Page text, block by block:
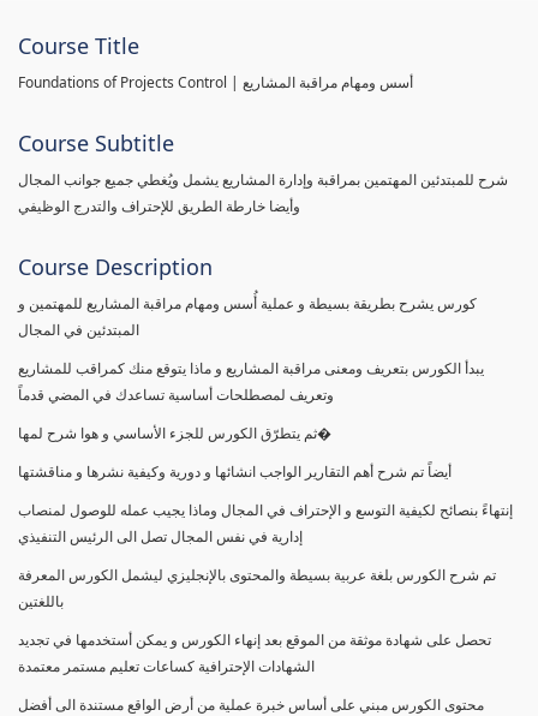
Course Title
Foundations of Projects Control | أسس ومهام مراقبة المشاريع
Course Subtitle
شرح للمبتدئين المهتمين بمراقبة وإدارة المشاريع يشمل ويُغطي جميع جوانب المجال
وأيضا خارطة الطريق للإحتراف والتدرج الوظيفي
Course Description
كورس يشرح بطريقة بسيطة و عملية أُسس ومهام مراقبة المشاريع للمهتمين و
المبتدئين في المجال
يبدأ الكورس بتعريف ومعنى مراقبة المشاريع و ماذا يتوقع منك كمراقب للمشاريع
وتعريف لمصطلحات أساسية تساعدك في المضي قدماً
ثم يتطرّق الكورس للجزء الأساسي و هوا شرح لمها�
أيضاً تم شرح أهم التقارير الواجب انشائها و دورية وكيفية نشرها و مناقشتها
إنتهاءً بنصائح لكيفية التوسع و الإحتراف في المجال وماذا يجيب عمله للوصول لمنصاب
إدارية في نفس المجال تصل الى الرئيس التنفيذي
تم شرح الكورس بلغة عربية بسيطة والمحتوى بالإنجليزي ليشمل الكورس المعرفة
باللغتين
تحصل على شهادة موثقة من الموقع بعد إنهاء الكورس و يمكن أستخدمها في تجديد
الشهادات الإحترافية كساعات تعليم مستمر معتمدة
محتوى الكورس مبني على أساس خبرة عملية من أرض الواقع مستندة الى أفضل